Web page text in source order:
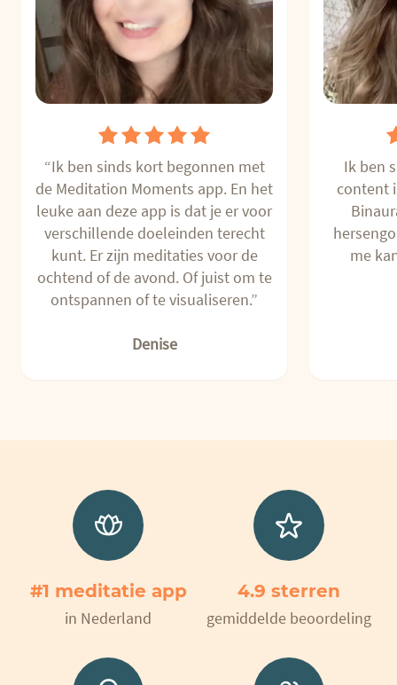
“Ik ben sinds kort begonnen met
de Meditation Moments app. En het
leuke aan deze app is dat je er voor
verschillende doeleinden terecht
kunt. Er zijn meditaties voor de
ochtend of de avond. Of juist om te
ontspannen of te visualiseren.”
Denise
Ik ben
content
me
#1 meditatie app
in Nederland
4.9 sterren
gemiddelde beoordeling